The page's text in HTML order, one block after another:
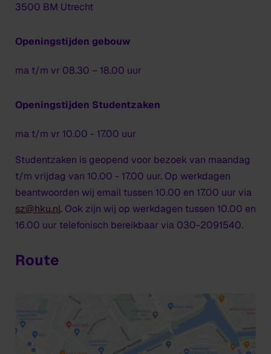
3500 BM Utrecht
Openingstijden gebouw
ma t/m vr 08.30 – 18.00 uur
Openingstijden Studentzaken
ma t/m vr 10.00 - 17.00 uur
Studentzaken is geopend voor bezoek van maandag
t/m vrijdag van 10.00 - 17.00 uur. Op werkdagen
beantwoorden wij email tussen 10.00 en 17.00 uur via
sz@hku.nl. Ook zijn wij op werkdagen tussen 10.00 en
16.00 uur telefonisch bereikbaar via 030-2091540.
Route